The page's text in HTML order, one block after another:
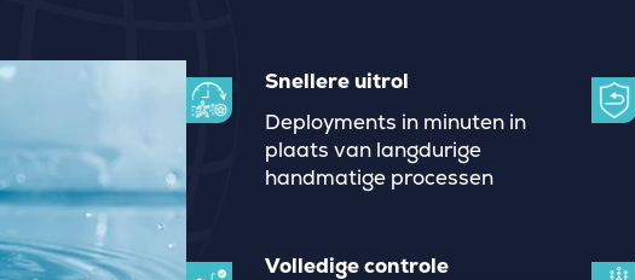
Snellere uitrol
Deployments in minuten in
plaats van langdurige
handmatige processen
Volledige controle